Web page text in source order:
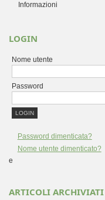
Informazioni
LOGIN
Nome utente
Password
Password dimenticata?
Nome utente dimenticato?
e
ARTICOLI ARCHIVIATI